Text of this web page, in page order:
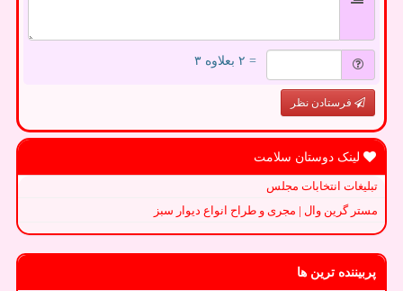
= ۲ بعلاوه ۳
فرستادن نظر
لینک دوستان سلامت
تبلیغات انتخابات مجلس
مستر گرین وال | مجری و طراح انواع دیوار سبز
پربیننده ترین ها